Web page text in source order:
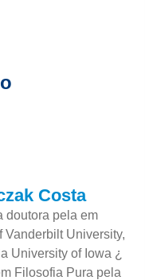
Costa
doutora pela em
University,
University of Iowa ¿
Filosofia Pura pela